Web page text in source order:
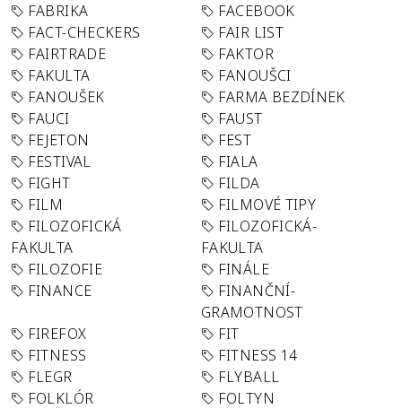
FABRIKA
FACEBOOK
FACT-CHECKERS
FAIR LIST
FAIRTRADE
FAKTOR
FAKULTA
FANOUŠCI
FANOUŠEK
FARMA BEZDÍNEK
FAUCI
FAUST
FEJETON
FEST
FESTIVAL
FIALA
FIGHT
FILDA
FILM
FILMOVÉ TIPY
FILOZOFICKÁ
FAKULTA
FILOZOFICKÁ-
FAKULTA
FILOZOFIE
FINÁLE
FINANCE
FINANČNÍ-
GRAMOTNOST
FIREFOX
FIT
FITNESS
FITNESS 14
FLEGR
FLYBALL
FOLKLÓR
FOLTYN